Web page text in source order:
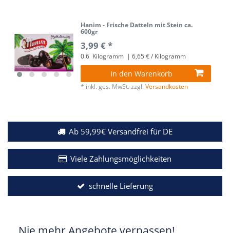
Hanim - Frische Datteln mit Stein ca.
600gr
3,99 € *
0.6 Kilogramm | 6,65 € / Kilogramm
In den Warenkorb
* inkl. ges. MwSt. zzgl.Versandkosten
Ab 59,99€ Versandfrei für DE
Viele Zahlungsmöglichkeiten
schnelle Lieferung